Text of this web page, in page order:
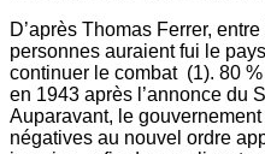
D’après Thomas Ferrer,
personnes auraient fui le
continuer le combat (1). 80
en 1943 après l’annonce du
Auparavant, le
négatives au nouvel ordre